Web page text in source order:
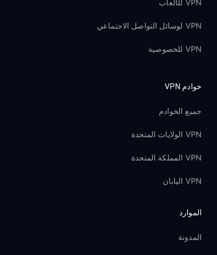
VPN للألعاب
VPN لوسائل التواصل الاجتماعي
VPN للخصوصية
خوادم VPN
جميع الخوادم
VPN الولايات المتحدة
VPN المملكة المتحدة
VPN اليابان
الموارد
المدونة